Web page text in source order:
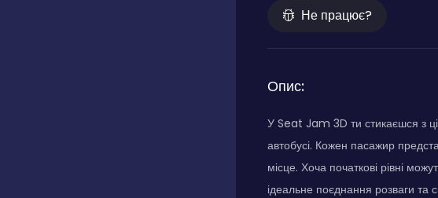
Не працює?
Опис:
У Seat Jam 3D ти стикаєшся з
автобусі. Кожен пасажир
місце. Хоча початкові рівні
ідеальне поєднання розваги та